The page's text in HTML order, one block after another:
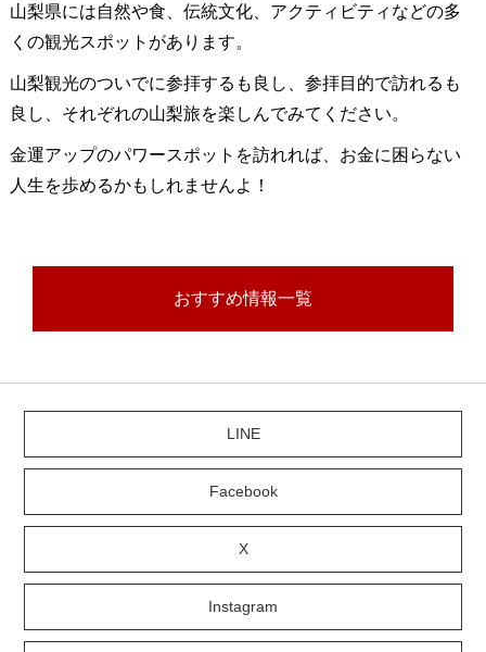
山梨県には自然や食、伝統文化、アクティビティなどの多
くの観光スポットがあります。
山梨観光のついでに参拝するも良し、参拝目的で訪れるも
良し、それぞれの山梨旅を楽しんでみてください。
金運アップのパワースポットを訪れれば、お金に困らない
人生を歩めるかもしれませんよ！
おすすめ情報一覧
LINE
Facebook
X
Instagram